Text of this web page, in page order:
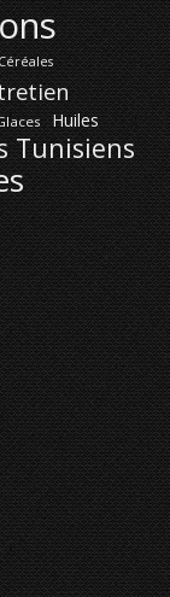
Huiles
Tunisiens